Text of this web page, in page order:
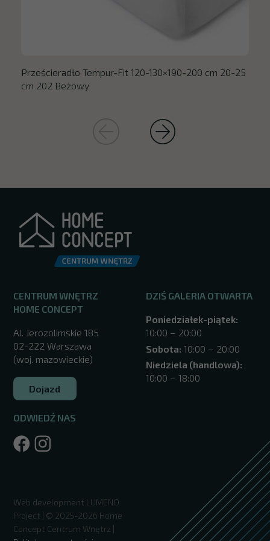
Prześcieradło Tempur-Fit 120-130×190-200 cm 20-25
cm 202 Beżowy
CENTRUM WNĘTRZ
HOME CONCEPT
Al. Jerozolimskie 185
02-222 Warszawa
(woj. mazowieckie)
Dojazd
ODWIEDŹ NAS
DZIŚ GALERIA OTWARTA
Poniedziałek-piątek:
10:00 – 20:00
Sobota: 10:00 – 20:00
Niedziela (handlowa):
10:00 – 18:00
Web development LUMENO
Project | © 2025-2026 Home
Concept Centrum Wnętrz |